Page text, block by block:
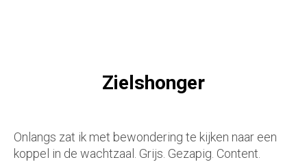
Zielshonger
Onlangs zat ik met bewondering te kijken naar een
koppel in de wachtzaal. Grijs. Gezapig. Content.